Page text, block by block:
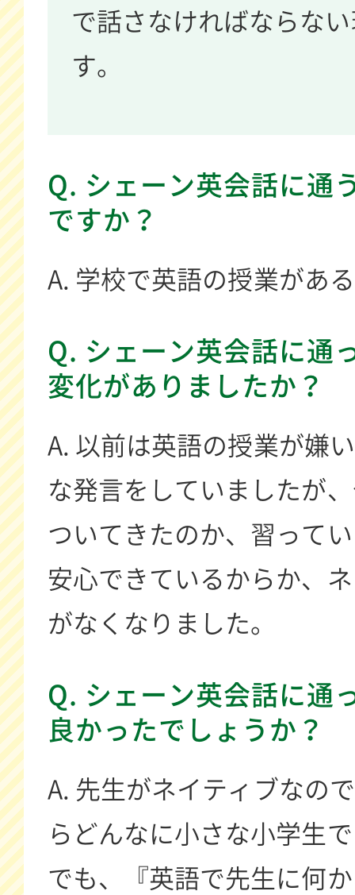
で話さなければならな
す。
Q. シェーン英会話に通
ですか？
A. 学校で英語の授業があ
Q. シェーン英会話に通
変化がありましたか？
A. 以前は英語の授業が嫌
な発言をしていましたが
ついてきたのか、習って
安心できているからか、
がなくなりました。
Q. シェーン英会話に通
良かったでしょうか？
A. 先生がネイティブなの
らどんなに小さな小学生
でも、『英語で先生に何